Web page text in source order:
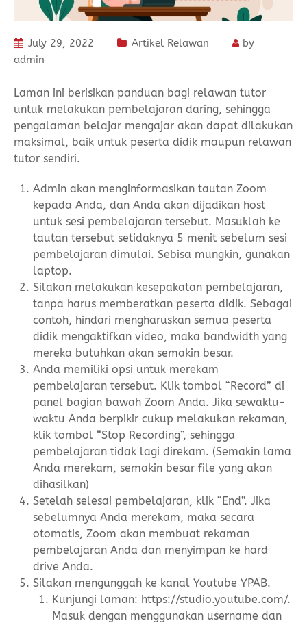
July 29, 2022 Artikel Relawan
by
admin
Laman ini berisikan panduan bagi relawan tutor
untuk melakukan pembelajaran daring, sehingga
pengalaman belajar mengajar akan dapat dilakukan
maksimal, baik untuk peserta didik maupun relawan
tutor sendiri.
Admin akan menginformasikan tautan Zoom
kepada Anda, dan Anda akan dijadikan host
untuk sesi pembelajaran tersebut. Masuklah ke
tautan tersebut setidaknya 5 menit sebelum sesi
pembelajaran dimulai. Sebisa mungkin, gunakan
laptop.
Silakan melakukan kesepakatan pembelajaran,
tanpa harus memberatkan peserta didik. Sebagai
contoh, hindari mengharuskan semua peserta
didik mengaktifkan video, maka bandwidth yang
mereka butuhkan akan semakin besar.
Anda memiliki opsi untuk merekam
pembelajaran tersebut. Klik tombol “Record” di
panel bagian bawah Zoom Anda. Jika sewaktu-
waktu Anda berpikir cukup melakukan rekaman,
klik tombol “Stop Recording”, sehingga
pembelajaran tidak lagi direkam. (Semakin lama
Anda merekam, semakin besar file yang akan
dihasilkan)
Setelah selesai pembelajaran, klik “End”. Jika
sebelumnya Anda merekam, maka secara
otomatis, Zoom akan membuat rekaman
pembelajaran Anda dan menyimpan ke hard
drive Anda.
Silakan mengunggah ke kanal Youtube YPAB.
Kunjungi laman: https://studio.youtube.com/.
Masuk dengan menggunakan username dan